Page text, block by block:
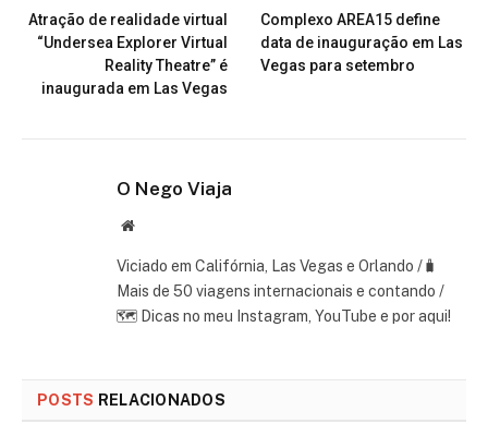
Atração de realidade virtual
“Undersea Explorer Virtual
Reality Theatre” é
inaugurada em Las Vegas
Complexo AREA15 define
data de inauguração em Las
Vegas para setembro
O Nego Viaja
Website
Viciado em Califórnia, Las Vegas e Orlando /🧳
Mais de 50 viagens internacionais e contando /
🗺 Dicas no meu Instagram, YouTube e por aqui!
POSTS RELACIONADOS